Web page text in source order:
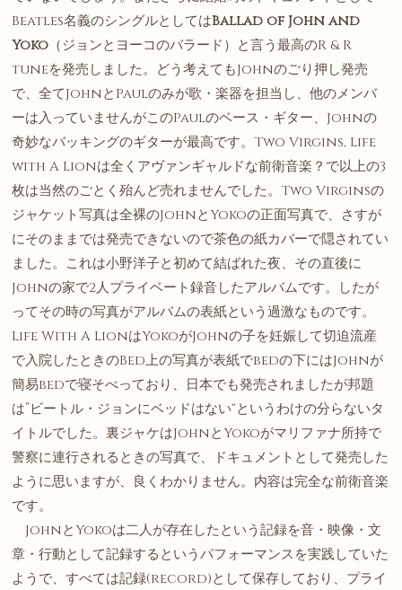
Beatles名義のシングルとしてはBallad of John and
Yoko （ジョンとヨーコのバラード）と言う最高のR & R
tuneを発売しました。どう考えてもJohnのごり押し発売
で、全てJohnとPaulのみが歌・楽器を担当し、他のメンバ
ーは入っていませんがこのPaulのベース・ギター、Johnの
奇妙なバッキングのギターが最高です。Two Virgins, Life
with A Lionは全くアヴァンギャルドな前衛音楽？で以上の3
枚は当然のごとく殆んど売れませんでした。Two Virginsの
ジャケット写真は全裸のJohnとYokoの正面写真で、さすが
にそのままでは発売できないので茶色の紙カバーで隠されてい
ました。これは小野洋子と初めて結ばれた夜、その直後に
Johnの家で2人プライベート録音したアルバムです。したが
ってその時の写真がアルバムの表紙という過激なものです。
Life With A LionはYokoがJohnの子を妊娠して切迫流産
で入院したときのBed上の写真が表紙でbedの下にはJohnが
簡易bedで寝そべっており、日本でも発売されましたが邦題
は”ビートル・ジョンにベッドはない“というわけの分らないタ
イトルでした。裏ジャケはJohnとYokoがマリファナ所持で
警察に連行されるときの写真で、ドキュメントとして発売した
ように思いますが、良くわかりません。内容は完全な前衛音楽
です。
JohnとYokoは二人が存在したという記録を音・映像・文
章・行動として記録するというパフォーマンスを実践していた
ようで、すべては記録(record)として保存しており、プライ